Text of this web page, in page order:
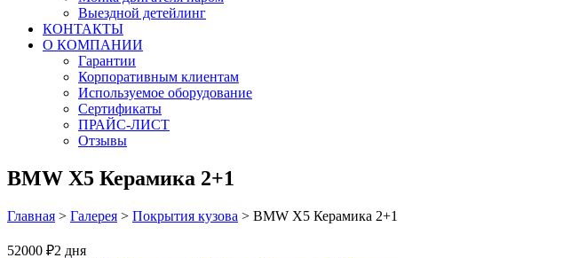
Выездной детейлинг
КОНТАКТЫ
О КОМПАНИИ
Гарантии
Корпоративным клиентам
Используемое оборудование
Сертификаты
ПРАЙС-ЛИСТ
Отзывы
BMW X5 Керамика 2+1
Главная > Галерея > Покрытия кузова > BMW X5 Керамика 2+1
52000 ₽2 дня